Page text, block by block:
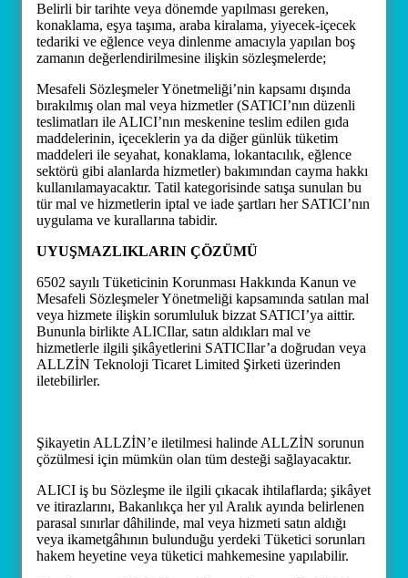
Belirli bir tarihte veya dönemde yapılması gereken,
konaklama, eşya taşıma, araba kiralama, yiyecek-içecek
tedariki ve eğlence veya dinlenme amacıyla yapılan boş
zamanın değerlendirilmesine ilişkin sözleşmelerde;
Mesafeli Sözleşmeler Yönetmeliği’nin kapsamı dışında
bırakılmış olan mal veya hizmetler (SATICI’nın düzenli
teslimatları ile ALICI’nın meskenine teslim edilen gıda
maddelerinin, içeceklerin ya da diğer günlük tüketim
maddeleri ile seyahat, konaklama, lokantacılık, eğlence
sektörü gibi alanlarda hizmetler) bakımından cayma hakkı
kullanılamayacaktır. Tatil kategorisinde satışa sunulan bu
tür mal ve hizmetlerin iptal ve iade şartları her SATICI’nın
uygulama ve kurallarına tabidir.
UYUŞMAZLIKLARIN ÇÖZÜMÜ
6502 sayılı Tüketicinin Korunması Hakkında Kanun ve
Mesafeli Sözleşmeler Yönetmeliği kapsamında satılan mal
veya hizmete ilişkin sorumluluk bizzat SATICI’ya aittir.
Bununla birlikte ALICIlar, satın aldıkları mal ve
hizmetlerle ilgili şikâyetlerini SATICIlar’a doğrudan veya
ALLZİN Teknoloji Ticaret Limited Şirketi üzerinden
iletebilirler.
Şikayetin ALLZİN’e iletilmesi halinde ALLZİN sorunun
çözülmesi için mümkün olan tüm desteği sağlayacaktır.
ALICI iş bu Sözleşme ile ilgili çıkacak ihtilaflarda; şikâyet
ve itirazlarını, Bakanlıkça her yıl Aralık ayında belirlenen
parasal sınırlar dâhilinde, mal veya hizmeti satın aldığı
veya ikametgâhının bulunduğu yerdeki Tüketici sorunları
hakem heyetine veya tüketici mahkemesine yapılabilir.